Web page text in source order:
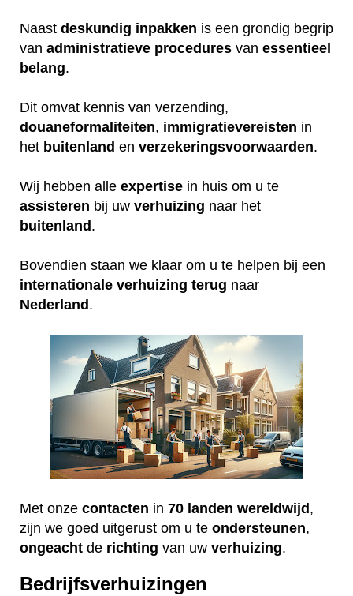
Naast deskundig inpakken is een grondig begrip
van administratieve procedures van essentieel
belang.
Dit omvat kennis van verzending,
douaneformaliteiten, immigratievereisten in
het buitenland en verzekeringsvoorwaarden.
Wij hebben alle expertise in huis om u te
assisteren bij uw verhuizing naar het
buitenland.
Bovendien staan we klaar om u te helpen bij een
internationale verhuizing terug naar
Nederland.
Met onze contacten in 70 landen wereldwijd,
zijn we goed uitgerust om u te ondersteunen,
ongeacht de richting van uw verhuizing.
Bedrijfsverhuizingen